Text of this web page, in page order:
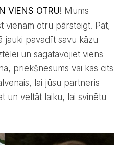
VIENS OTRU! Mums
vienam otru pārsteigt. Pat,
jauki pavadīt savu kāzu
un sagatavojiet viens
priekšnesums vai kas cits
lai jūsu partneris
un veltāt laiku, lai svinētu